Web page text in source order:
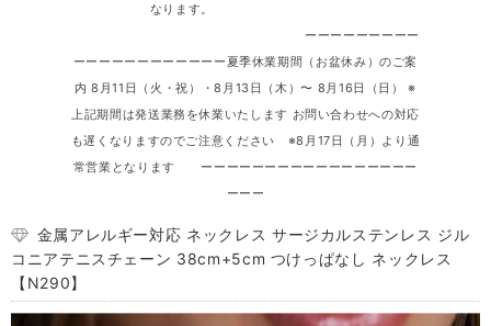
なります。
ーーーーーーーーー
ーーーーーーーーーーーー夏季休業期間（お盆休み）のご案
内 8月11日（火・祝）・8月13日（木）〜 8月16日（日） ※
上記期間は発送業務を休業いたします お問い合わせへの対応
も遅くなりますのでご注意ください ※8月17日（月）より通
常営業となります ーーーーーーーーーーーーーーーーー
ーーー
金属アレルギー対応 ネックレス サージカルステンレス ジル
コニアテニスチェーン 38cm+5cm つけっぱなし ネックレス
【N290】